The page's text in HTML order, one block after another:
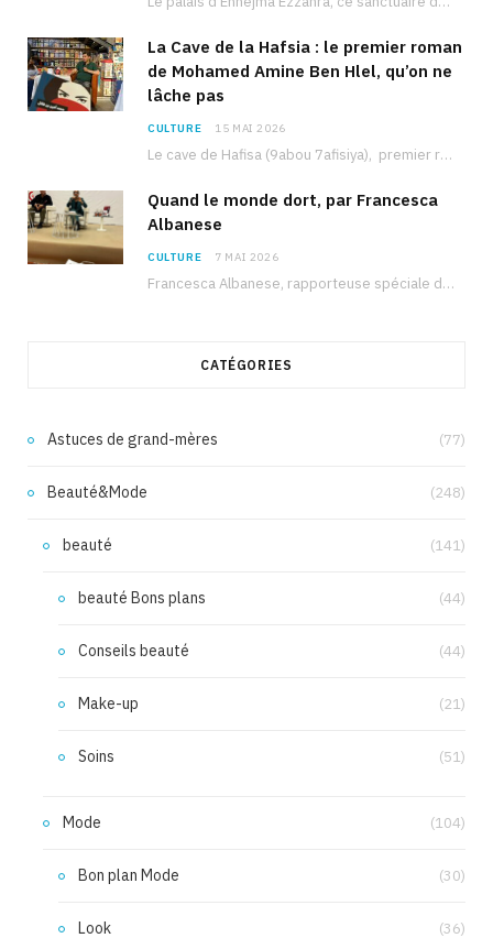
La Cave de la Hafsia : le premier roman
de Mohamed Amine Ben Hlel, qu’on ne
lâche pas
CULTURE 15 MAI 2026
Le cave de Hafisa (9abou 7afisiya), premier roman du journaliste tunisien Mohamed Amine Ben Hlel,…
Quand le monde dort, par Francesca
Albanese
CULTURE 7 MAI 2026
Francesca Albanese, rapporteuse spéciale de l’ONU sur les territoires palestiniens occupés, était à Tunis pour…
CATÉGORIES
Astuces de grand-mères (77)
Beauté&Mode (248)
beauté (141)
beauté Bons plans (44)
Conseils beauté (44)
Make-up (21)
Soins (51)
Mode (104)
Bon plan Mode (30)
Look (36)